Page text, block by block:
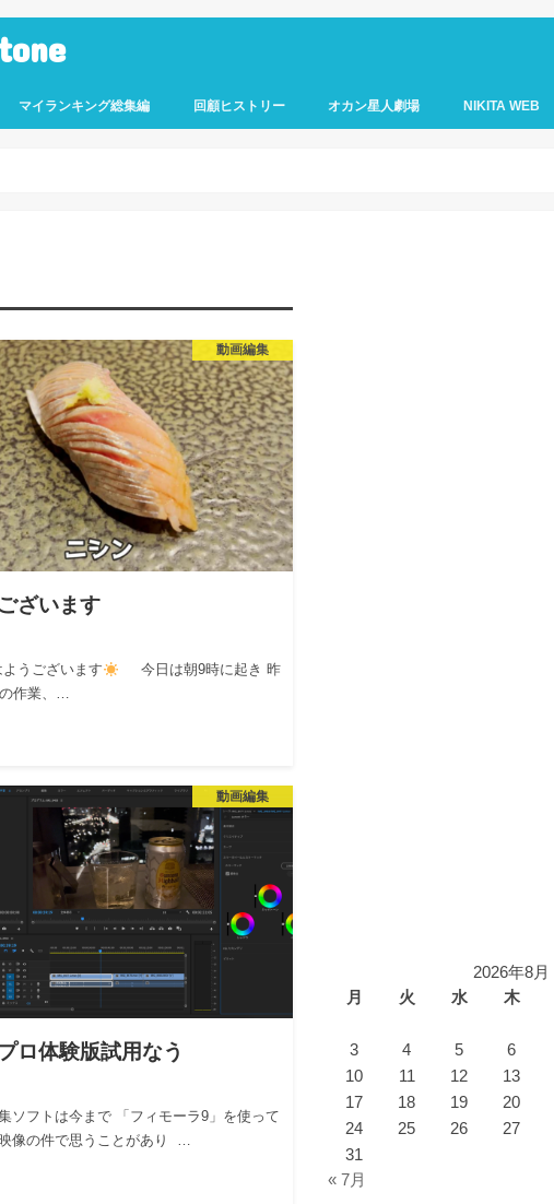
マイランキング総集編 回顧ヒストリー オカン星人劇場 NIKITA WEB
動画編集
ざいます
ざいます
今日は朝9時に起き 昨
作業、…
動画編集
ロ体験版試用なう
は今まで 「フィモーラ9」を使って
像の件で思うことがあり …
2026年8月
月
火 水 木
3
4 5 6
10
11 12 13
17
18 19 20
24
25 26 27
31
« 7月